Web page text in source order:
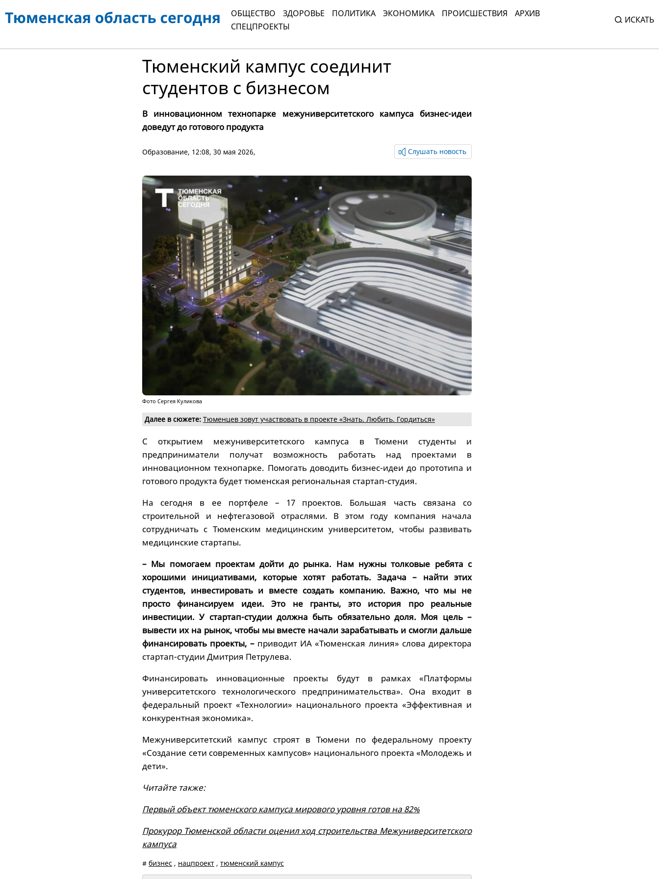
ОБЩЕСТВО ЗДОРОВЬЕ ПОЛИТИКА ЭКОНОМИКА ПРОИСШЕСТВИЯ
АРХИВ
СПЕЦПРОЕКТЫ
ИСКАТЬ
Тюменский кампус соединит
студентов с бизнесом
В инновационном технопарке межуниверситетского кампуса бизнес-идеи
доведут до готового продукта
Образование, 12:08, 30 мая 2026, Слушать новость
Фото Сергея Куликова
Далее в сюжете: Тюменцев зовут участвовать в проекте «Знать. Любить. Гордиться»
С открытием межуниверситетского кампуса в Тюмени студенты и
предприниматели получат возможность работать над проектами в
инновационном технопарке. Помогать доводить бизнес-идеи до прототипа и
готового продукта будет тюменская региональная стартап-студия.
На сегодня в ее портфеле – 17 проектов. Большая часть связана со
строительной и нефтегазовой отраслями. В этом году компания начала
сотрудничать с Тюменским медицинским университетом, чтобы развивать
медицинские стартапы.
– Мы помогаем проектам дойти до рынка. Нам нужны толковые ребята с
хорошими инициативами, которые хотят работать. Задача – найти этих
студентов, инвестировать и вместе создать компанию. Важно, что мы не
просто финансируем идеи. Это не гранты, это история про реальные
инвестиции. У стартап-студии должна быть обязательно доля. Моя цель –
вывести их на рынок, чтобы мы вместе начали зарабатывать и смогли дальше
финансировать проекты, –приводит ИА «Тюменская линия» слова директора
стартап-студии Дмитрия Петрулева.
Финансировать инновационные проекты будут в рамках «Платформы
университетского технологического предпринимательства». Она входит в
федеральный проект «Технологии» национального проекта «Эффективная и
конкурентная экономика».
Межуниверситетский кампус строят в Тюмени по федеральному проекту
«Создание сети современных кампусов» национального проекта «Молодежь и
дети».
Читайте также:
Первый объект тюменского кампуса мирового уровня готов на 82%
Прокурор Тюменской области оценил ход строительства Межуниверситетского
кампуса
# бизнес , нацпроект , тюменский кампус